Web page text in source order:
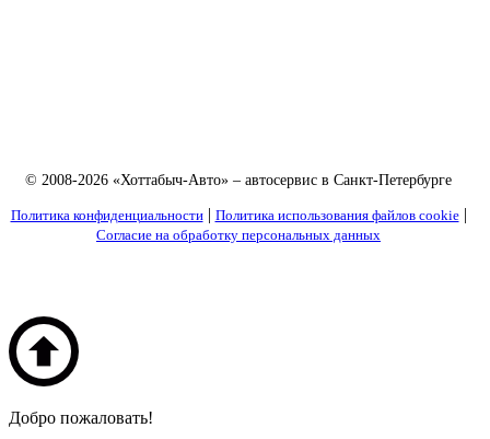
© 2008-2026 «Хоттабыч-Авто» – автосервис в Санкт-Петербурге
Политика конфиденциальности| Политика использования файлов cookie|
Согласие на обработку персональных данных
Добро пожаловать!